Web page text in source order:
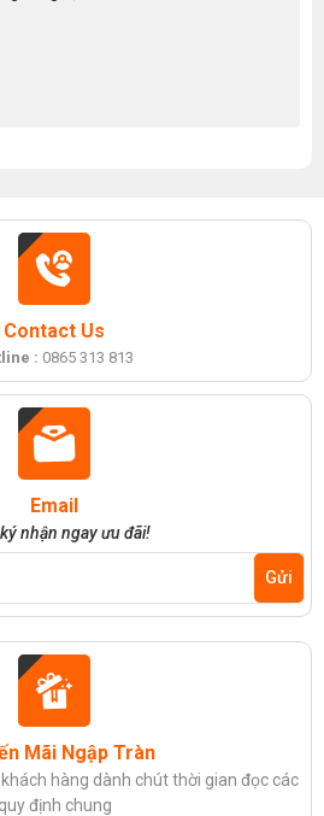
Contact Us
: 0865 313 813
Email
nhận ngay ưu đãi!
Mãi Ngập Tràn
hàng dành chút thời gian đọc các
quy định chung